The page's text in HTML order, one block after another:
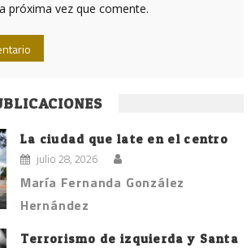
próxima vez que comente.
La ciudad que late en el centro
julio 28, 2026
María Fernanda González
Hernández
Terrorismo de izquierda y Santa